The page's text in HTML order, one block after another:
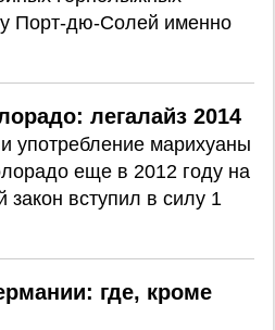
Порт-дю-Солей именно
легалайз 2014
употребление марихуаны
еще в 2012 году на
вступил в силу 1
где, кроме